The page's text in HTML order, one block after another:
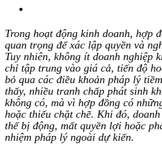
Trong hoạt động kinh doanh, hợp
quan trọng để xác lập quyền và
Tuy nhiên, không ít doanh nghiệp
chỉ tập trung vào giá cả, tiến độ
bỏ qua các điều khoản pháp lý
thấy, nhiều tranh chấp phát sinh
không có, mà vì hợp đồng có
hoặc thiếu chặt chẽ. Khi đó,
thế bị động, mất quyền lợi hoặc
nhiệm pháp lý ngoài dự kiến.